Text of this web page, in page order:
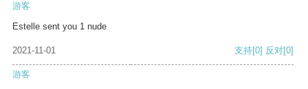
游客
Estelle sent you 1 nude
2021-11-01 支持[0] 反对[0]
游客